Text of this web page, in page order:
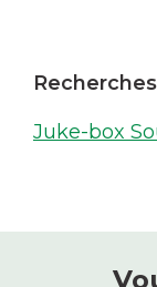
Juke-box